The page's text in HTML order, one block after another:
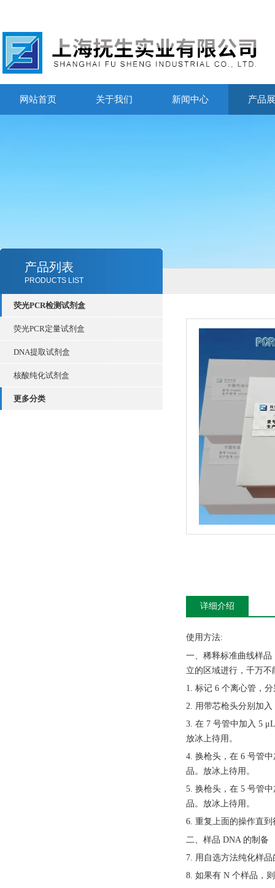
网站首页 关于我们 新闻中心 产品
产品列表
PRODUCTS LIST
荧光PCR检测试剂盒
荧光PCR定量试剂盒
DNA提取试剂盒
核酸纯化试剂盒
更多分类
详细介绍
使用方法:
一、稀释标准曲线样品
立的区域进行，千万
1. 标记 6 个离心管，
2. 用带芯枪头分别加
3. 在 7 号管中加入 5
放冰上待用。
4. 换枪头，在 6 号管
品。放冰上待用。
5. 换枪头，在 5 号管
品。放冰上待用。
6. 重复上面的操作直
二、样品 DNA 的制备
7. 用自选方法纯化样
8. 如果有 N 个样品，